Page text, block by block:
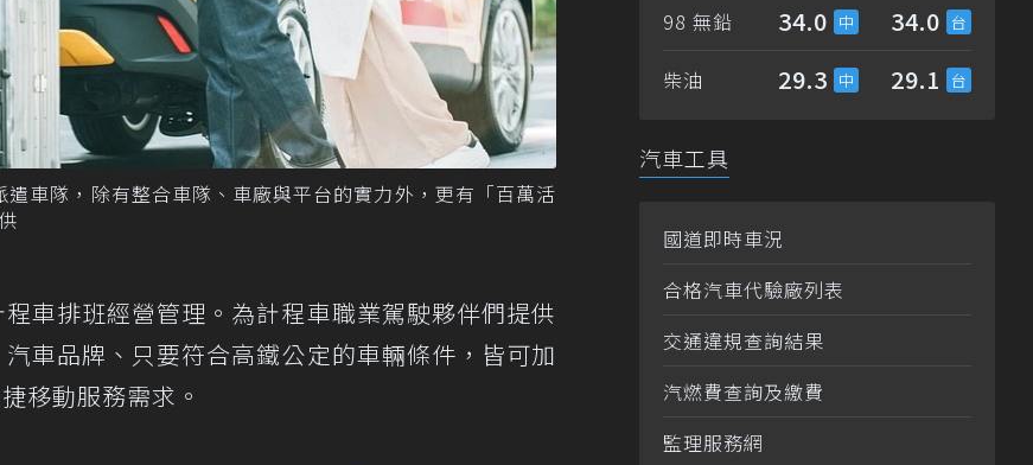
車隊，除有整合車隊、車廠與平台的實力外，更有「百萬活
車排班經營管理。為計程車職業駕駛夥伴們提供
車品牌、只要符合高鐵公定的車輛條件，皆可加
移動服務需求。
98 無鉛 34.0 34.0
柴油 29.3 29.1
汽車工具
國道即時車況
合格汽車代驗廠列表
交通違規查詢結果
汽燃費查詢及繳費
監理服務網